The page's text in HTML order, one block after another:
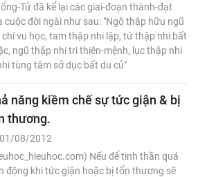
Tử đã kể lại các giai-đoạn thành-đạt
cuộc đời ngài như sau: "Ngô thập hữu ngũ
chí vu học, tam thập nhi lập, tứ thập nhi bất
ngũ thập nhi tri thiên-mệnh, lục thập nhi
tùng tâm sở dục bất du củ"
năng kiềm chế sự tức giận & bị
thương.
01/08/2012
Nếu để tinh thần quá
động khi tức giận hoặc bị tổn thương sẽ